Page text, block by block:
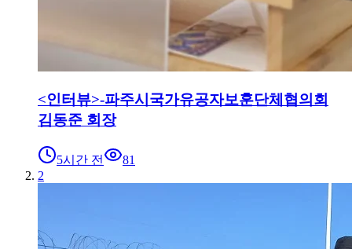
<인터뷰>-파주시국가유공자보훈단체협의회
김동준 회장
5시간 전
81
2